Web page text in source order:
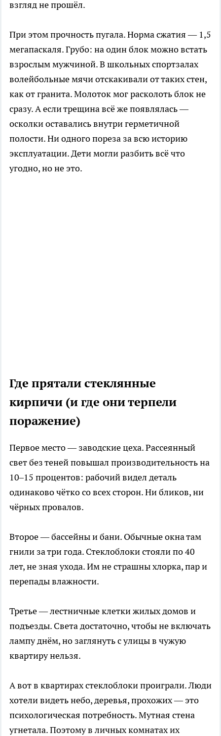
взгляд не прошёл.
При этом прочность пугала. Норма сжатия — 1,5
мегапаскаля. Грубо: на один блок можно встать
взрослым мужчиной. В школьных спортзалах
волейбольные мячи отскакивали от таких стен,
как от гранита. Молоток мог расколоть блок не
сразу. А если трещина всё же появлялась —
осколки оставались внутри герметичной
полости. Ни одного пореза за всю историю
эксплуатации. Дети могли разбить всё что
угодно, но не это.
Где прятали стеклянные
кирпичи (и где они терпели
поражение)
Первое место — заводские цеха. Рассеянный
свет без теней повышал производительность на
10–15 процентов: рабочий видел деталь
одинаково чётко со всех сторон. Ни бликов, ни
чёрных провалов.
Второе — бассейны и бани. Обычные окна там
гнили за три года. Стеклоблоки стояли по 40
лет, не зная ухода. Им не страшны хлорка, пар и
перепады влажности.
Третье — лестничные клетки жилых домов и
подъезды. Света достаточно, чтобы не включать
лампу днём, но заглянуть с улицы в чужую
квартиру нельзя.
А вот в квартирах стеклоблоки проиграли. Люди
хотели видеть небо, деревья, прохожих — это
психологическая потребность. Мутная стена
угнетала. Поэтому в личных комнатах их